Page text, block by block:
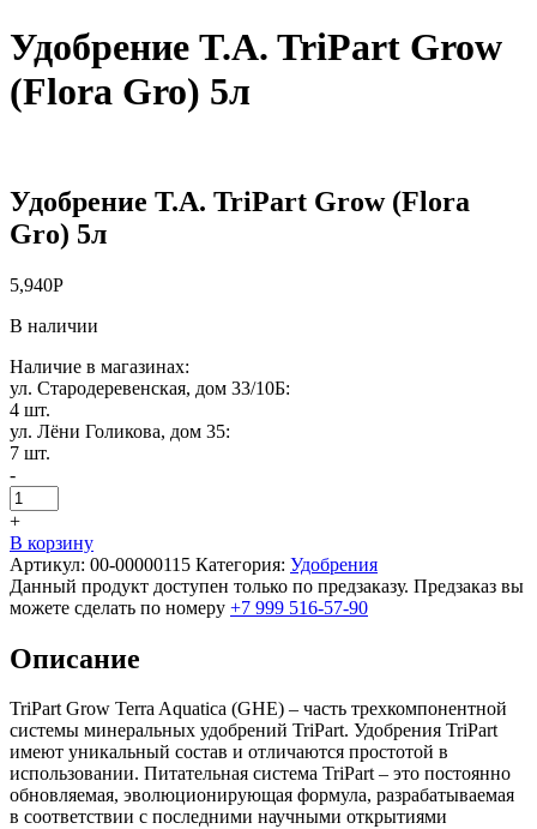
Удобрение T.A. TriPart Grow
(Flora Gro) 5л
Удобрение T.A. TriPart Grow (Flora
Gro) 5л
5,940Р
В наличии
Наличие в магазинах:
ул. Стародеревенская, дом 33/10Б:
4 шт.
ул. Лёни Голикова, дом 35:
7 шт.
-
+
В корзину
Артикул: 00-00000115 Категория: Удобрения
Данный продукт доступен только по предзаказу. Предзаказ вы
можете сделать по номеру +7 999 516-57-90
Описание
TriPart Grow Terra Aquatica (GHE) – часть трехкомпонентной
системы минеральных удобрений TriPart. Удобрения TriPart
имеют уникальный состав и отличаются простотой в
использовании. Питательная система TriPart – это постоянно
обновляемая, эволюционирующая формула, разрабатываемая
в соответствии с последними научными открытиями